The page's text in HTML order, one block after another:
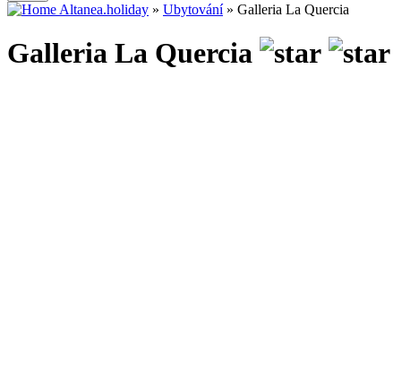
Altanea.holiday » Ubytování» Galleria La Quercia
Galleria La Quercia